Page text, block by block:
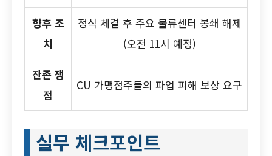
향후 조
치
정식 체결 후 주요 물류센터 봉쇄 해제
(오전 11시 예정)
잔존 쟁
점
CU 가맹점주들의 파업 피해 보상 요구
실무 체크포인트